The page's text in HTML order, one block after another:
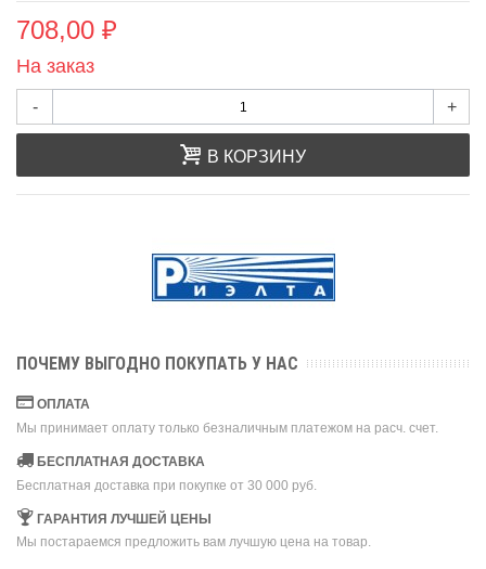
708,00 ₽
На заказ
- +
В КОРЗИНУ
ПОЧЕМУ ВЫГОДНО ПОКУПАТЬ У НАС
ОПЛАТА
Мы принимает оплату только безналичным платежом на расч. счет.
БЕСПЛАТНАЯ ДОСТАВКА
Бесплатная доставка при покупке от 30 000 руб.
ГАРАНТИЯ ЛУЧШЕЙ ЦЕНЫ
Мы постараемся предложить вам лучшую цена на товар.